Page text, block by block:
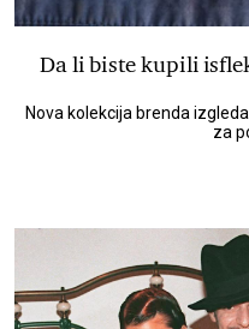
Da li biste kupili
Nova kolekcija brenda
za